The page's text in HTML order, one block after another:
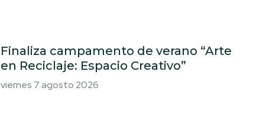
Finaliza campamento de verano “Arte
en Reciclaje: Espacio Creativo”
viernes 7 agosto 2026